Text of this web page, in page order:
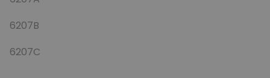
6207B
6207C